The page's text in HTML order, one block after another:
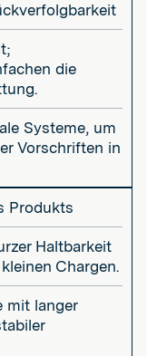
die
Systeme, um
Vorschriften in
Produkts
Haltbarkeit
Chargen.
mit langer